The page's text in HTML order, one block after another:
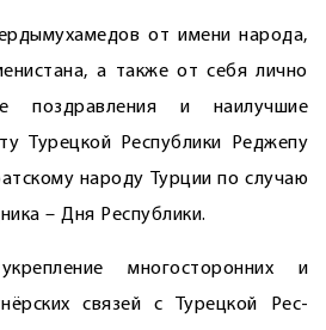
от имени народа,
а также от себя лично
поздравления и наилучшие
Турецкой Республики Реджепу
народу Турции по случаю
– Дня Республики.
укрепление многосторонних и
связей с Турецкой Рес­